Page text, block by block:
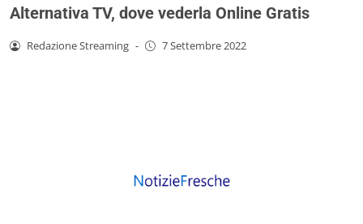
Alternativa TV, dove vederla Online Gratis
Redazione Streaming - 7 Settembre 2022